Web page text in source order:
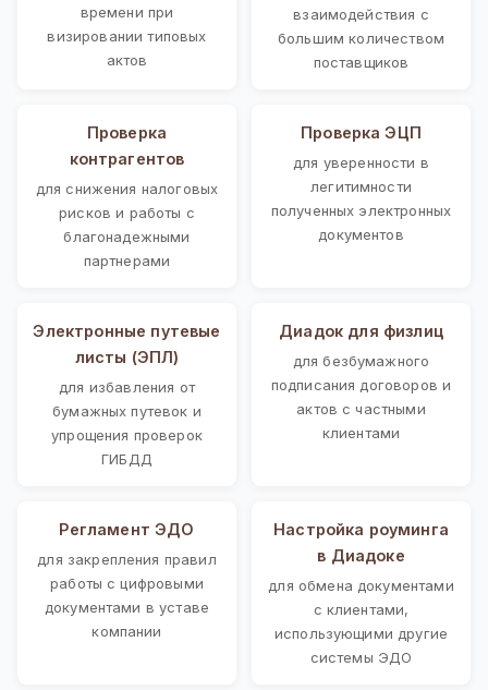
времени при
визировании типовых
актов
взаимодействия с
большим количеством
поставщиков
Проверка
контрагентов
для снижения налоговых
рисков и работы с
благонадежными
партнерами
Проверка ЭЦП
для уверенности в
легитимности
полученных электронных
документов
Электронные путевые
листы (ЭПЛ)
для избавления от
бумажных путевок и
упрощения проверок
ГИБДД
Диадок для физлиц
для безбумажного
подписания договоров и
актов с частными
клиентами
Регламент ЭДО
для закрепления правил
работы с цифровыми
документами в уставе
компании
Настройка роуминга
в Диадоке
для обмена документами
с клиентами,
использующими другие
системы ЭДО